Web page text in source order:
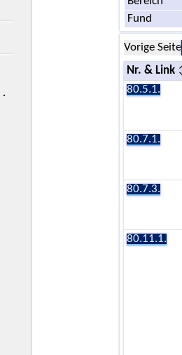
·
Fund
Vorige Seite
Nr. & Link
80.5.1.
80.7.1.
80.7.3.
80.11.1.